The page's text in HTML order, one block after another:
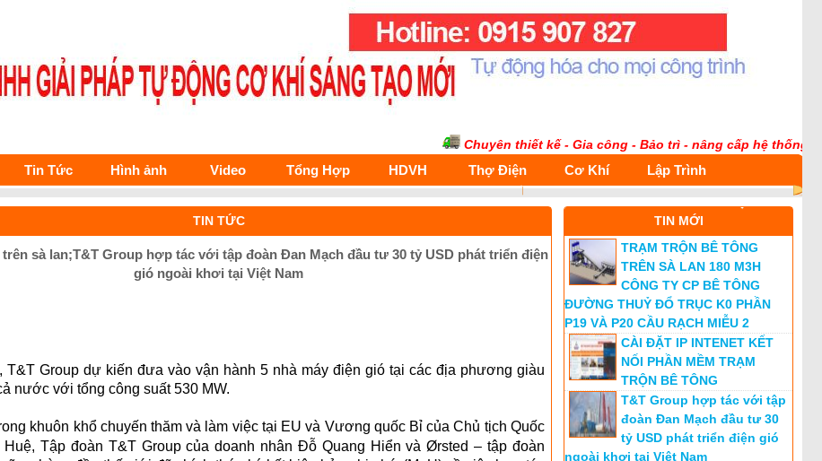
Chuyên thiết kế - Gia công - Bảo trì - nâng cấp hệ thống điện
Tin Tức Hình ảnh Video Tổng Hợp HDVH Thợ Điện Cơ Khí Lập Trình
TIN TỨC
sà lan;T&T Group hợp tác với tập đoàn Đan Mạch đầu tư 30 tỷ USD phát triển điện
gió ngoài khơi tại Việt Nam
T&T Group dự kiến đưa vào vận hành 5 nhà máy điện gió tại các địa phương giàu
nước với tổng công suất 530 MW.
khuôn khổ chuyến thăm và làm việc tại EU và Vương quốc Bỉ của Chủ tịch Quốc
Tập đoàn T&T Group của doanh nhân Đỗ Quang Hiển và Ørsted – tập đoàn
TIN MỚI
TRẠM TRỘN BÊ TÔNG
TRÊN SÀ LAN 180 M3H
CÔNG TY CP BÊ TÔNG
ĐƯỜNG THUỶ ĐỔ TRỤC K0 PHẦN
P19 VÀ P20 CẦU RẠCH MIỄU 2
CÀI ĐẶT IP INTENET KẾT
NỐI PHẦN MỀM TRẠM
TRỘN BÊ TÔNG
T&T Group hợp tác với tập
đoàn Đan Mạch đầu tư 30
tỷ USD phát triển điện gió
ngoài khơi tại Việt Nam